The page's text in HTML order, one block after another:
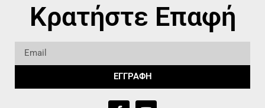
Κρατήστε Επαφή
ΕΓΓΡΑΦΗ